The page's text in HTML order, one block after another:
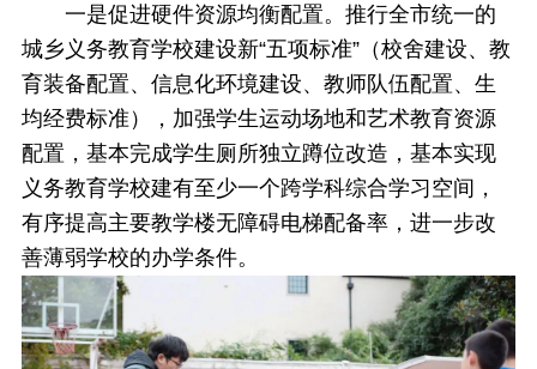
一是促进硬件资源均衡配置。推行全市统一的
城乡义务教育学校建设新“五项标准”（校舍建设、教
育装备配置、信息化环境建设、教师队伍配置、生
均经费标准），加强学生运动场地和艺术教育资源
配置，基本完成学生厕所独立蹲位改造，基本实现
义务教育学校建有至少一个跨学科综合学习空间，
有序提高主要教学楼无障碍电梯配备率，进一步改
善薄弱学校的办学条件。